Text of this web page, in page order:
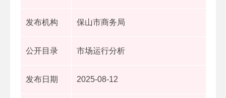
发布机构 保山市商务局
公开目录 市场运行分析
发布日期 2025-08-12